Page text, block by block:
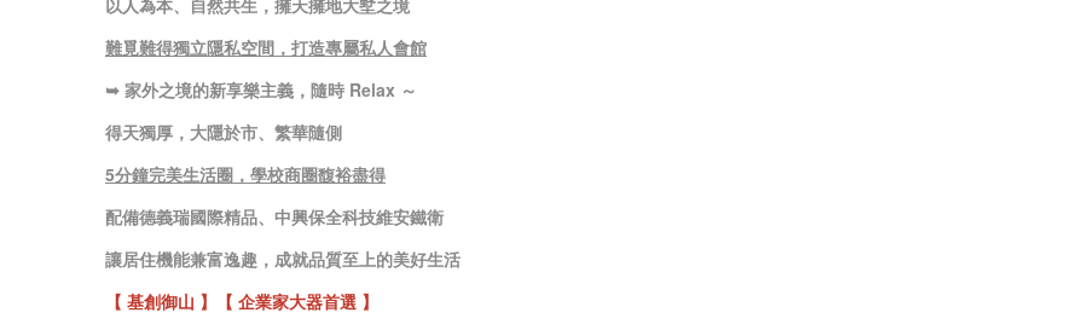
以人為本、自然共生，擁天擁地大墅之境
難覓難得獨立隱私空間，打造專屬私人會館
➥ 家外之境的新享樂主義，隨時 Relax ～
得天獨厚，大隱於市、繁華隨側
5分鐘完美生活圈，學校商圈馥裕盡得
配備德義瑞國際精品、中興保全科技維安鐵衛
讓居住機能兼富逸趣，成就品質至上的美好生活
【 基創御山 】【 企業家大器首選 】